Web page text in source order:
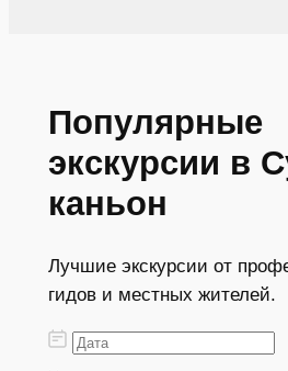
Популярные
экскурсии в
каньон
Лучшие экскурсии от
гидов и местных жителей.